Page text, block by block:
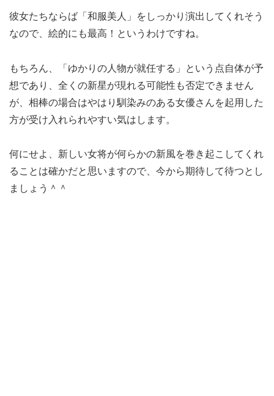
彼女たちならば「和服美人」をしっかり演出してくれそう
なので、絵的にも最高！というわけですね。
もちろん、「ゆかりの人物が就任する」という点自体が予
想であり、全くの新星が現れる可能性も否定できません
が、相棒の場合はやはり馴染みのある女優さんを起用した
方が受け入れられやすい気はします。
何にせよ、新しい女将が何らかの新風を巻き起こしてくれ
ることは確かだと思いますので、今から期待して待つとし
ましょう＾＾